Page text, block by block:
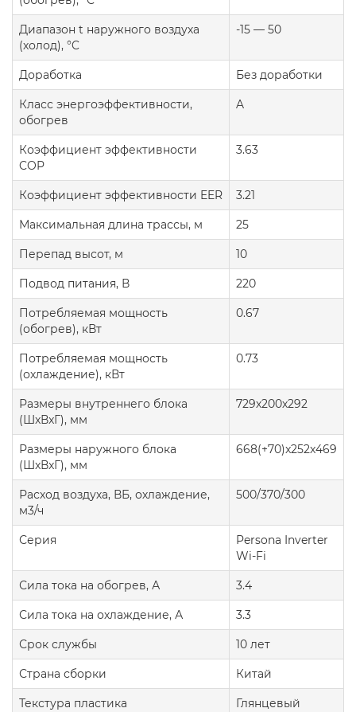
Диапазон t наружного воздуха
(холод), °C
-15 — 50
Доработка Без доработки
Класс энергоэффективности,
обогрев
A
Коэффициент эффективности
COP
3.63
Коэффициент эффективности EER 3.21
Максимальная длина трассы, м 25
Перепад высот, м 10
Подвод питания, В 220
Потребляемая мощность
(обогрев), кВт
0.67
Потребляемая мощность
(охлаждение), кВт
0.73
Размеры внутреннего блока
(ШxВxГ), мм
729х200х292
Размеры наружного блока
(ШxВxГ), мм
668(+70)x252x469
Расход воздуха, ВБ, охлаждение,
м3/ч
500/370/300
Серия
Persona Inverter
Wi-Fi
Сила тока на обогрев, А 3.4
Сила тока на охлаждение, А 3.3
Срок службы 10 лет
Страна сборки Китай
Текстура пластика Глянцевый